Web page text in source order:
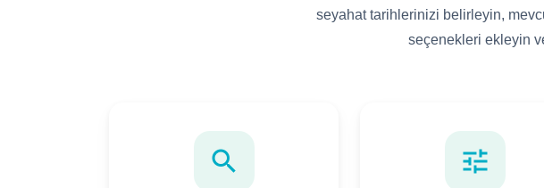
seyahat tarihlerinizi belirleyin,
seçenekleri ekleyin
search tune